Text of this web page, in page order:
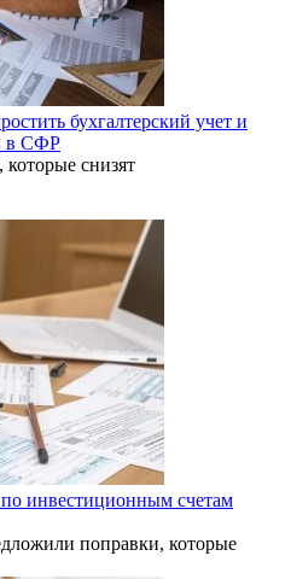
бухгалтерский учет и
в СФР
снизят
инвестиционным счетам
поправки, которые